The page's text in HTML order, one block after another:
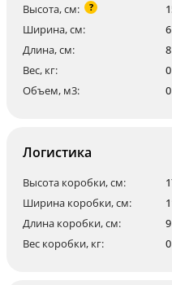
Высота, см: ?
Ширина, см:
6
Длина, см:
8
Вес, кг:
0
Объем, м3:
0
Логистика
Высота коробки, см:
Ширина коробки, см:
Длина коробки, см:
9
Вес коробки, кг:
0